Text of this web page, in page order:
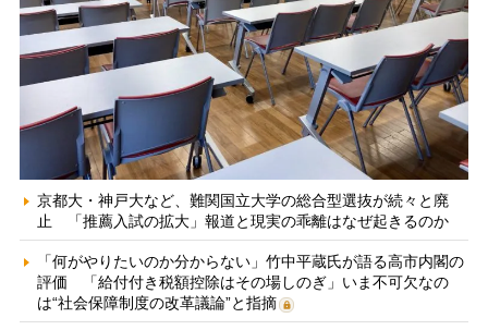
京都大・神戸大など、難関国立大学の総合型選抜が続々と廃
止 「推薦入試の拡大」報道と現実の乖離はなぜ起きるのか
「何がやりたいのか分からない」竹中平蔵氏が語る高市内閣の
評価 「給付付き税額控除はその場しのぎ」いま不可欠なの
は“社会保障制度の改革議論”と指摘